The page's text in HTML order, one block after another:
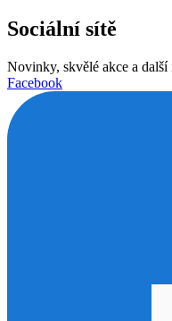
Sociální sítě
Novinky, skvělé akce a
Facebook